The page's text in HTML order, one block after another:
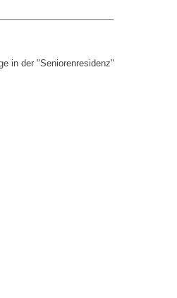
in der "Seniorenresidenz"